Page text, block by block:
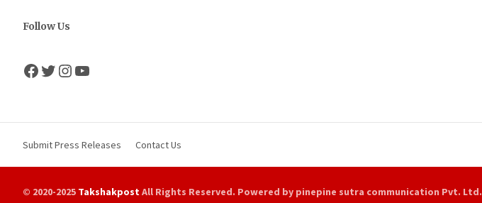
Follow Us
Facebook
Twitter
Instagram
YouTube
Submit Press Releases Contact Us
© 2020-2025 Takshakpost All Rights Reserved. Powered by pinepine sutra communication Pvt. Ltd.